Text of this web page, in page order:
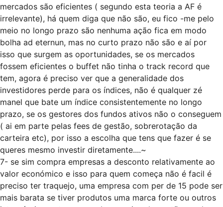
mercados são eficientes ( segundo esta teoria a AF é
irrelevante), há quem diga que não são, eu fico -me pelo
meio no longo prazo são nenhuma ação fica em modo
bolha ad eternun, mas no curto prazo não são e aí por
isso que surgem as oportunidades, se os mercados
fossem eficientes o buffet não tinha o track record que
tem, agora é preciso ver que a generalidade dos
investidores perde para os índices, não é qualquer zé
manel que bate um índice consistentemente no longo
prazo, se os gestores dos fundos ativos não o conseguem
( ai em parte pelas fees de gestão, sobrerotação da
carteira etc), por isso a escolha que tens que fazer é se
queres mesmo investir diretamente....~
7- se sim compra empresas a desconto relativamente ao
valor económico e isso para quem começa não é facil é
preciso ter traquejo, uma empresa com per de 15 pode ser
mais barata se tiver produtos uma marca forte ou outros